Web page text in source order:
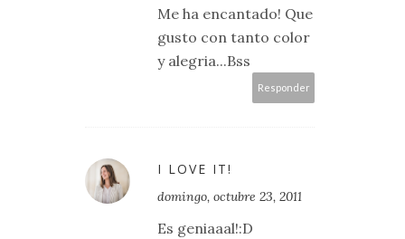
Me ha encantado! Que
gusto con tanto color
y alegria...Bss
Responder
I LOVE IT!
domingo, octubre 23, 2011
Es geniaaal!:D